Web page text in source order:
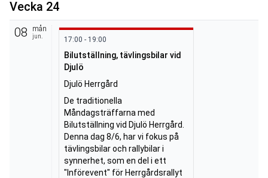
Vecka 24
08
mån
jun. 17:00 - 19:00
Bilutställning, tävlingsbilar vid
Djulö
Djulö Herrgård
De traditionella
Måndagsträffarna med
Bilutställning vid Djulö Herrgård.
Denna dag 8/6, har vi fokus på
tävlingsbilar och rallybilar i
synnerhet, som en del i ett
"Införevent" för Herrgårdsrallyt